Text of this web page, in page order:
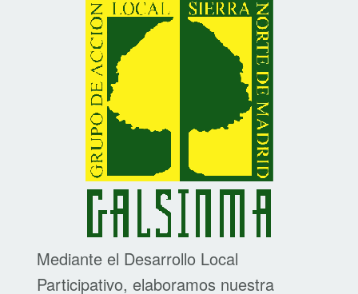
Mediante el Desarrollo Local
Participativo, elaboramos nuestra